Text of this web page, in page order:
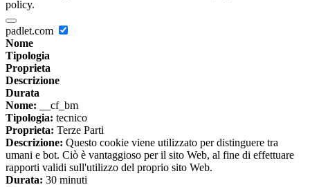
policy.
padlet.com
Nome
Tipologia
Proprieta
Descrizione
Durata
Nome: __cf_bm
Tipologia: tecnico
Proprieta: Terze Parti
Descrizione: Questo cookie viene utilizzato per distinguere tra
umani e bot. Ciò è vantaggioso per il sito Web, al fine di effettuare
rapporti validi sull'utilizzo del proprio sito Web.
Durata: 30 minuti